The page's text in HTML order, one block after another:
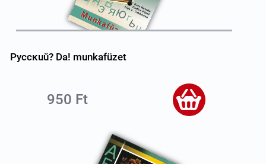
Pyccĸuŭ? Da! munkafüzet
950 Ft